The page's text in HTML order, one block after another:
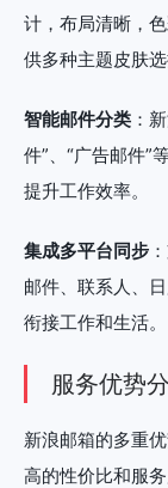
计，布局清晰，
供多种主题皮肤
智能邮件分类 ：
件”、“广告邮件”
提升工作效率。
集成多平台同步
邮件、联系人、
衔接工作和生活。
服务优势
新浪邮箱的多重
高的性价比和服